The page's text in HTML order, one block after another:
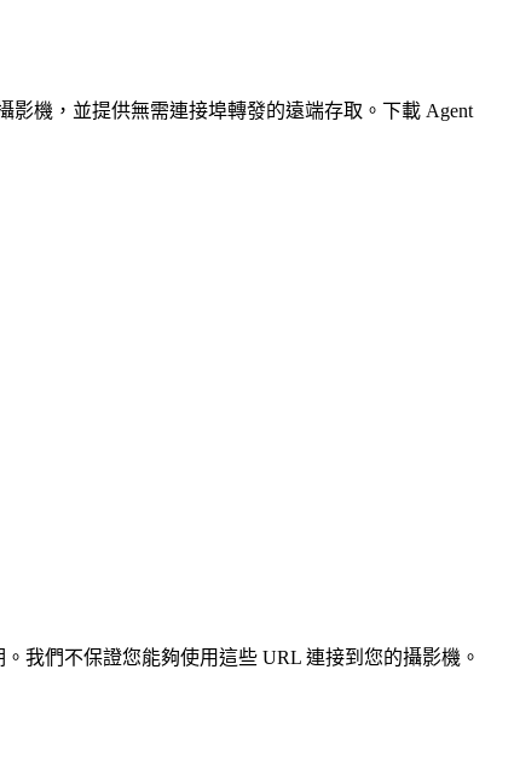
機，並提供無需連接埠轉發的遠端存取。下載 Agent
我們不保證您能夠使用這些 URL 連接到您的攝影機。